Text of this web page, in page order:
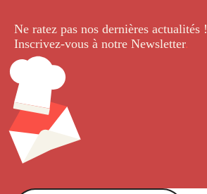
Ne ratez pas nos dernières actualités !
Inscrivez-vous à notre Newsletter.